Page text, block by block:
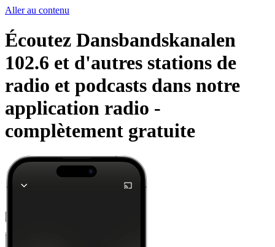
Aller au contenu
Écoutez Dansbandskanalen
102.6 et d'autres stations de
radio et podcasts dans notre
application radio -
complètement gratuite